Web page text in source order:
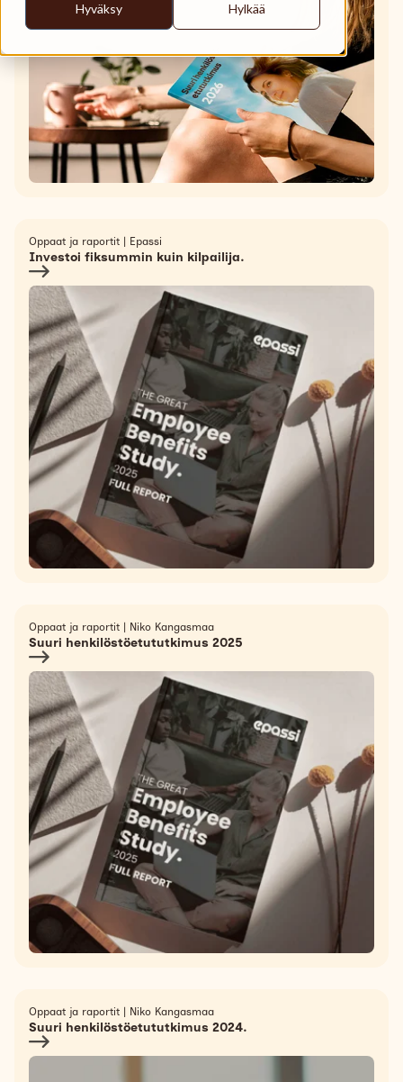
Hyväksy Hylkää
Oppaat ja raportit Epassi
Investoi fiksummin kuin kilpailija.
Oppaat ja raportit | Niko Kangasmaa
Suuri henkilöstöetututkimus 2025
Oppaat ja raportit | Niko Kangasmaa
Suuri henkilöstöetututkimus 2024.